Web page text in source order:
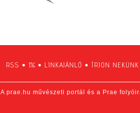
RSS • 1% • LINKAJÁNLÓ • ÍRJON NEKÜNK
A prae.hu művészeti portál és a Prae